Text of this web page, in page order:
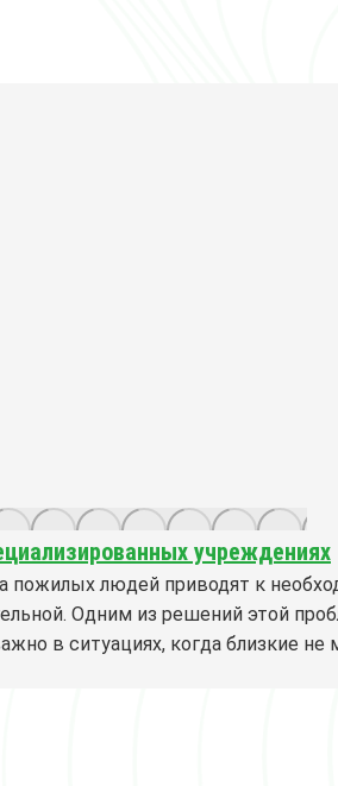
учреждениях
пожилых людей приводят к
Одним из решений этой
в ситуациях, когда близкие